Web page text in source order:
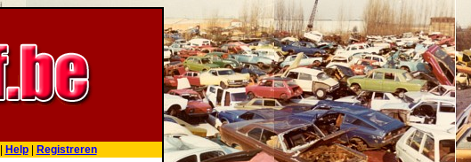
Help| Registreren